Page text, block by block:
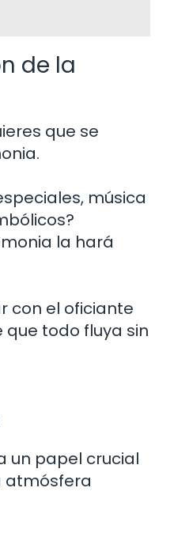
de la
que se
música
la hará
con el oficiante
todo fluya sin
un papel crucial
atmósfera